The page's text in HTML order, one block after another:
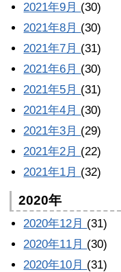
2021年9月 (30)
2021年8月 (30)
2021年7月 (31)
2021年6月 (30)
2021年5月 (31)
2021年4月 (30)
2021年3月 (29)
2021年2月 (22)
2021年1月 (32)
2020年
2020年12月 (31)
2020年11月 (30)
2020年10月 (31)